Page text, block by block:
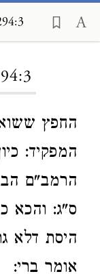
החפץ
המפקיד:
הרמב"ם
ס"ג: והכא
היסת דלא
אומר ברי: